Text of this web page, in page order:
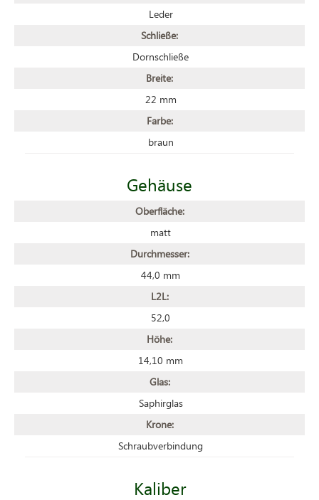
Leder
Schließe:
Dornschließe
Breite:
22 mm
Farbe:
braun
Gehäuse
Oberfläche:
matt
Durchmesser:
44,0 mm
L2L:
52,0
Höhe:
14,10 mm
Glas:
Saphirglas
Krone:
Schraubverbindung
Kaliber